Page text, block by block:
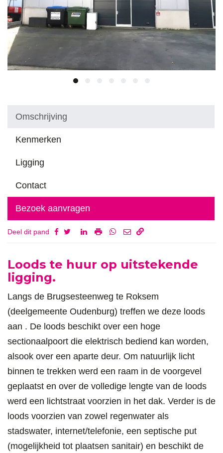
Omschrijving
Kenmerken
Ligging
Contact
Bezoek aanvragen
Deel dit pand
Omschrijving
Loods te huur op uitstekende
ligging.
Langs de Brugsesteenweg te Roksem
(deelgemeente Oudenburg) treffen we deze loods
aan . De loods beschikt over een hoge
sectionaalpoort die elektrisch bediend kan worden,
alsook over een aparte deur. Om natuurlijk licht
binnen te trekken werd een raam in de voorgevel
geplaatst en over de volledige lengte van de loods
werd een lichtstraat voorzien in het dak. Verder is de
loods voorzien van zowel regenwater als
stadswater, internet/telefonie, een septische put
(mogelijkheid tot plaatsen sanitair) en beschikt de